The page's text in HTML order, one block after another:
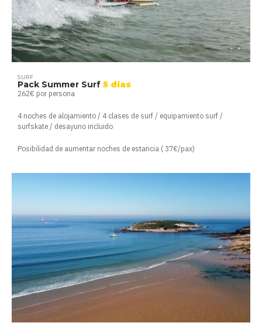
SURF
Pack Summer Surf 5 días
262€ por persona
4 noches de alojamiento / 4 clases de surf / equipamiento surf /
surfskate / desayuno incluido
Posibilidad de aumentar noches de estancia ( 37€/pax)